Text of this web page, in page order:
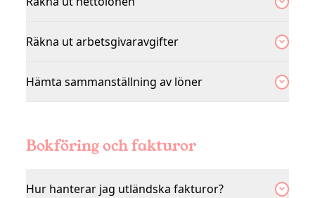
Räkna ut arbetsgivaravgifter
Hämta sammanställning av löner
Bokföring och fakturor
Hur hanterar jag utländska fakturor?